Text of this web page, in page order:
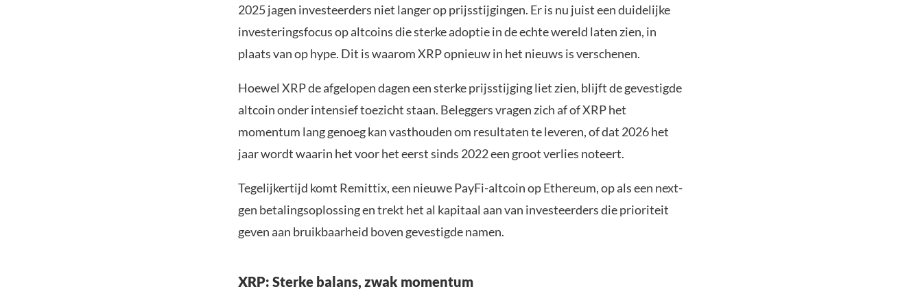
2025 jagen investeerders niet langer op prijsstijgingen. Er is nu juist een duidelijke
investeringsfocus op altcoins die sterke adoptie in de echte wereld laten zien, in
plaats van op hype. Dit is waarom XRP opnieuw in het nieuws is verschenen.
Hoewel XRP de afgelopen dagen een sterke prijsstijging liet zien, blijft de gevestigde
altcoin onder intensief toezicht staan. Beleggers vragen zich af of XRP het
momentum lang genoeg kan vasthouden om resultaten te leveren, of dat 2026 het
jaar wordt waarin het voor het eerst sinds 2022 een groot verlies noteert.
Tegelijkertijd komt Remittix, een nieuwe PayFi-altcoin op Ethereum, op als een next-
gen betalingsoplossing en trekt het al kapitaal aan van investeerders die prioriteit
geven aan bruikbaarheid boven gevestigde namen.
XRP: Sterke balans, zwak momentum